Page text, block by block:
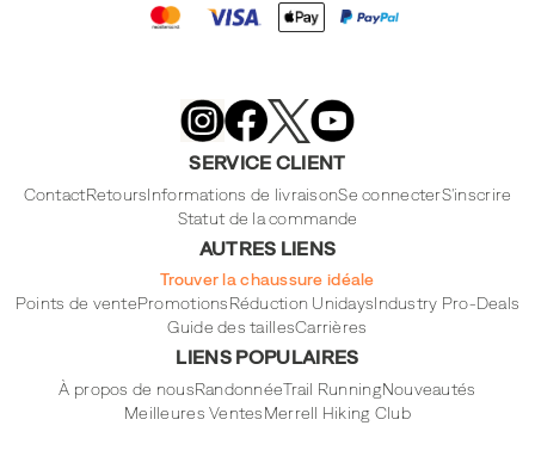
Merrell
Footwear
on
Merrell
Footwear
on
Merrell
Footwear
on
X
Merrell
Footwear
SERVICE CLIENT
ContactRetoursInformations de livraisonSe connecterS'inscrire
Statut de la commande
AUTRES LIENS
Trouver la chaussure idéale
Points de ventePromotionsRéduction UnidaysIndustry Pro-Deals
Guide des taillesCarrières
LIENS POPULAIRES
À propos de nousRandonnéeTrail RunningNouveautés
Meilleures VentesMerrell Hiking Club